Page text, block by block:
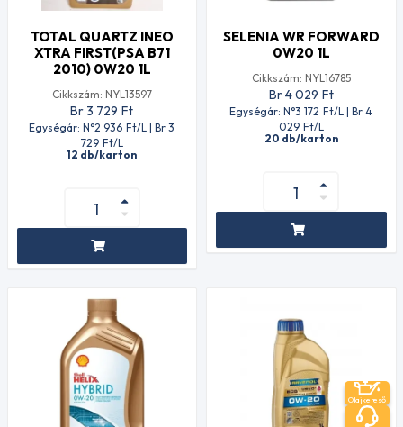
TOTAL QUARTZ INEO
XTRA FIRST(PSA B71
2010) 0W20 1L
Cikkszám: NYL13597
Br 3 729 Ft
Egységár: N°2 936 Ft/L | Br 3
729 Ft/L
12 db/karton
SELENIA WR FORWARD
0W20 1L
Cikkszám: NYL16785
Br 4 029 Ft
Egységár: N°3 172 Ft/L | Br 4
029 Ft/L
20 db/karton
Olajkereső